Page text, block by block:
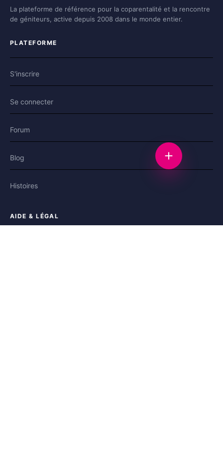
Nouvelle
La plateforme de référence pour la coparentalité et la rencontre
de géniteurs, active depuis 2008 dans le monde entier.
PLATEFORME
S'inscrire
Se connecter
Forum
Blog
Histoires
AIDE & LÉGAL